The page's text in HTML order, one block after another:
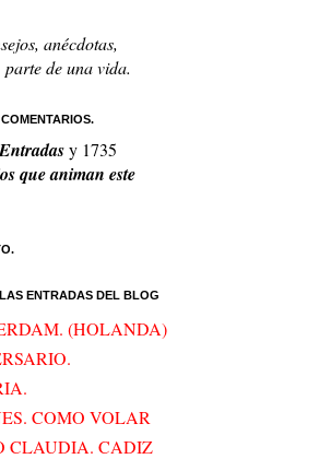
anécdotas,
de una vida.
Entradasy 1735
que animan este
ENTRADAS DEL BLOG
(HOLANDA)
COMO VOLAR
CLAUDIA. CADIZ